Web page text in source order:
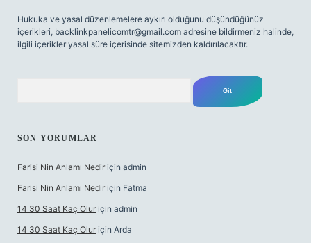
Hukuka ve yasal düzenlemelere aykırı olduğunu düşündüğünüz
içerikleri, backlinkpanelicomtr@gmail.com adresine bildirmeniz halinde,
ilgili içerikler yasal süre içerisinde sitemizden kaldırılacaktır.
SON YORUMLAR
Farisi Nin Anlamı Nedir için admin
Farisi Nin Anlamı Nedir için Fatma
14 30 Saat Kaç Olur için admin
14 30 Saat Kaç Olur için Arda